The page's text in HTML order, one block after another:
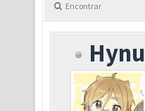
Encontrar
Hynu